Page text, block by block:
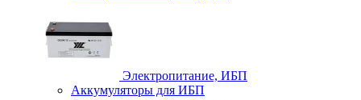
Электропитание, ИБП
Аккумуляторы для ИБП